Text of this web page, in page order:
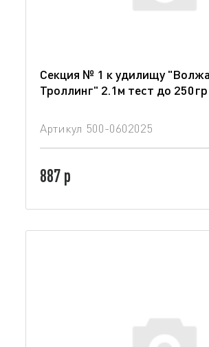
Секция № 1 к удилищу
Троллинг" 2.1м тест до 250гр
Артикул 500-0602025
887 р